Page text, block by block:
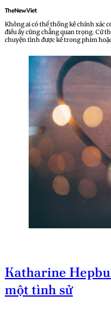
TheNewViet
Không ai có thể thống kê chính xác
điều ấy cũng chẳng quan trọng. Cứ
chuyện tình được kể trong phim
Katharine
một tình sử